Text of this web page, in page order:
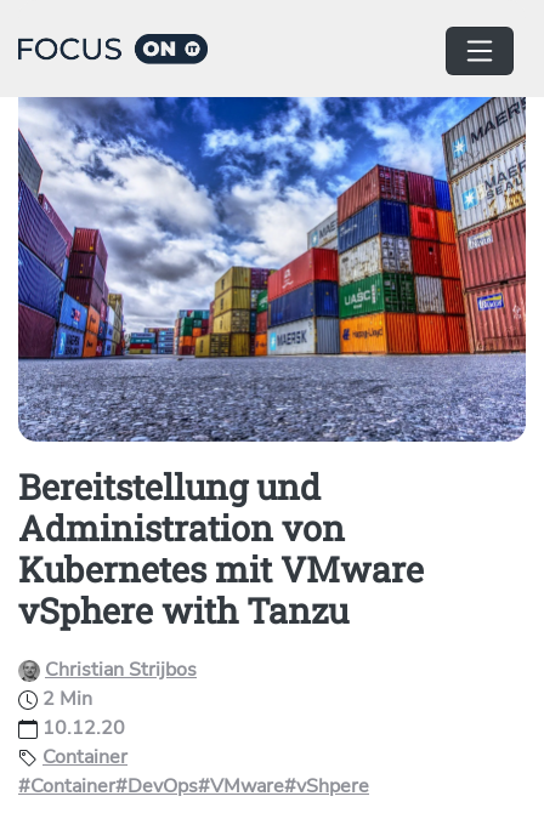
Home Container
Bereitstellung und
Administration von
Kubernetes mit VMware
vSphere with Tanzu
Christian Strijbos
2 Min
10.12.20
Container
#Container#DevOps#VMware#vShpere